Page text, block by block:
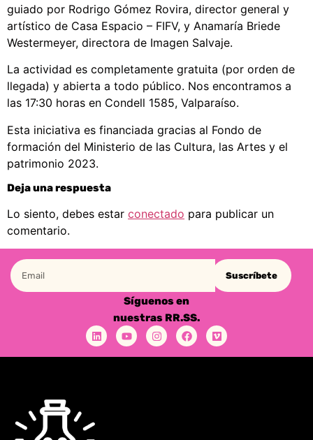
guiado por Rodrigo Gómez Rovira, director general y
artístico de Casa Espacio – FIFV, y Anamaría Briede
Westermeyer, directora de Imagen Salvaje.
La actividad es completamente gratuita (por orden de
llegada) y abierta a todo público. Nos encontramos a
las 17:30 horas en Condell 1585, Valparaíso.
Esta iniciativa es financiada gracias al Fondo de
formación del Ministerio de las Cultura, las Artes y el
patrimonio 2023.
Deja una respuesta
Lo siento, debes estar conectado para publicar un
comentario.
Suscríbete
Síguenos en
nuestras RR.SS.